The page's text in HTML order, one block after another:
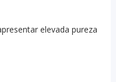
elevada pureza